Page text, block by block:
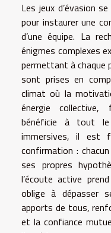
Les jeux d’évasion
pour instaurer une
d’une équipe. La
énigmes complexes
permettant à chaque
sont prises en
climat où la
énergie collective,
bénéficie à tout
immersives, il est
confirmation :
ses propres
l’écoute active
oblige à dépasser
apports de tous,
et la confiance